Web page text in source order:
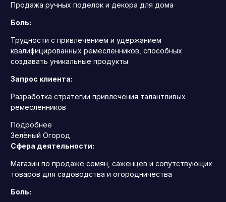
Продажа ручных поделок и декора для дома
Боль:
Трудности с привлечением и удержанием
квалифицированных ремесленников, способных
создавать уникальные продукты
Запрос клиента:
Разработка стратегии привлечения талантливых
ремесленников
Подробнее
Зелёный Огород
Сфера деятельности:
Магазин по продаже семян, саженцев и сопутствующих
товаров для садоводства и огородничества
Боль: